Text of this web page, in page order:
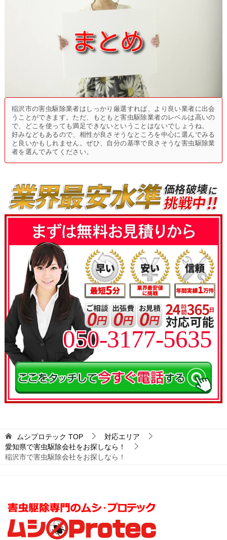
稲沢市の害虫駆除業者はしっかり厳選すれば、より良い業者に出会
うことができます。ただ、もともと害虫駆除業者のレベルは高いの
で、どこを使っても満足できないということはないでしょうね。
好みなどもあるので、相性が良さそうなところを中心に選んでみる
と良いかもしれません。ぜひ、自分の基準で良さそうな害虫駆除業
者を選んでみてください。
050-3177-5635
ムシプロテック TOP
対応エリア
愛知県で害虫駆除会社をお探しなら！
稲沢市で害虫駆除会社をお探しなら！